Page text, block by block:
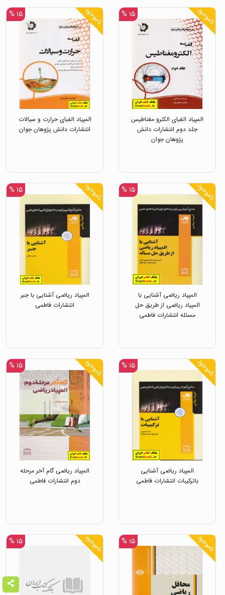
ناموجود ۱۵ %
المپیاد الفبای الکترو مغناطیس
جلد دوم انتشارات دانش
پژوهان جوان
ناموجود ۱۵ %
المپیاد الفبای حرارت و سیالات
انتشارات دانش پژوهان جوان
ناموجود ۱۵ %
المپیاد ریاضی آشنایی با
المپیاد ریاضی از طریق حل
مسئله انتشارات فاطمی
ناموجود ۱۵ %
المپیاد ریاضی آشنایی با جبر
انتشارات فاطمی
ناموجود ۱۵ %
المپیاد ریاضی آشنایی
باترکیبات انتشارات فاطمی
ناموجود ۱۵ %
المپیاد ریاضی گام آخر مرحله
دوم انتشارات فاطمی
ناموجود ۱۵ % ناموجود ۱۵ %